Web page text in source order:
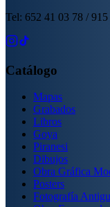
Tel: 652 41 03 78 /
Catálogo
Mapas
Grabados
Libros
Goya
Piranesi
Dibujos
Obra Gráfica
Posters
Fotografía